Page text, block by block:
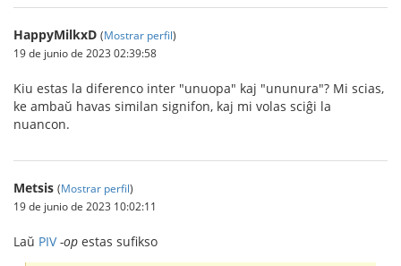
HappyMilkxD (Mostrar perfil)
19 de junio de 2023 02:39:58
Kiu estas la diferenco inter "unuopa" kaj "ununura"? Mi scias,
ke ambaŭ havas similan signifon, kaj mi volas sciĝi la
nuancon.
Metsis (Mostrar perfil)
19 de junio de 2023 10:02:11
Laŭ PIV -op estas sufikso